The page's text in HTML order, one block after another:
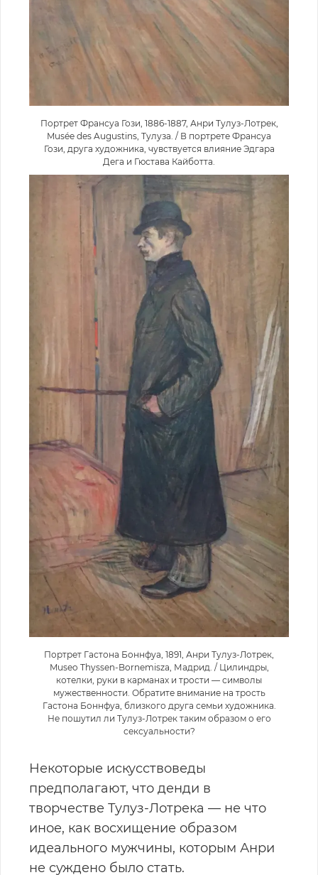
Портрет Франсуа Гози, 1886-1887, Анри Тулуз-Лотрек,
Musée des Augustins, Тулуза. / В портрете Франсуа
Гози, друга художника, чувствуется влияние Эдгара
Дега и Гюстава Кайботта.
Портрет Гастона Боннфуа, 1891, Анри Тулуз-Лотрек,
Museo Thyssen-Bornemisza, Мадрид. / Цилиндры,
котелки, руки в карманах и трости — символы
мужественности. Обратите внимание на трость
Гастона Боннфуа, близкого друга семьи художника.
Не пошутил ли Тулуз-Лотрек таким образом о его
сексуальности?
Некоторые искусствоведы
предполагают, что денди в
творчестве Тулуз-Лотрека — не что
иное, как восхищение образом
идеального мужчины, которым Анри
не суждено было стать.